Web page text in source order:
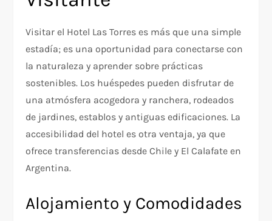
Visitar el Hotel Las Torres es más que una simple
estadía; es una oportunidad para conectarse con
la naturaleza y aprender sobre prácticas
sostenibles. Los huéspedes pueden disfrutar de
una atmósfera acogedora y ranchera, rodeados
de jardines, establos y antiguas edificaciones. La
accesibilidad del hotel es otra ventaja, ya que
ofrece transferencias desde Chile y El Calafate en
Argentina.
Alojamiento y Comodidades